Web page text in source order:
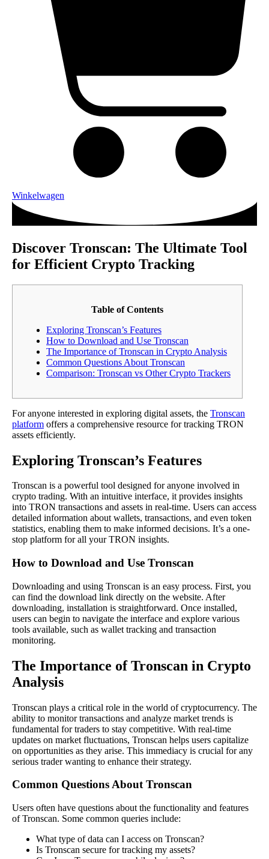
Winkelwagen
Discover Tronscan: The Ultimate Tool
for Efficient Crypto Tracking
Table of Contents
Exploring Tronscan’s Features
How to Download and Use Tronscan
The Importance of Tronscan in Crypto Analysis
Common Questions About Tronscan
Comparison: Tronscan vs Other Crypto Trackers
For anyone interested in exploring digital assets, the Tronscan
platform offers a comprehensive resource for tracking TRON
assets efficiently.
Exploring Tronscan’s Features
Tronscan is a powerful tool designed for anyone involved in
crypto trading. With an intuitive interface, it provides insights
into TRON transactions and assets in real-time. Users can access
detailed information about wallets, transactions, and even token
statistics, enabling them to make informed decisions. It’s a one-
stop platform for all your TRON insights.
How to Download and Use Tronscan
Downloading and using Tronscan is an easy process. First, you
can find the download link directly on the website. After
downloading, installation is straightforward. Once installed,
users can begin to navigate the interface and explore various
tools available, such as wallet tracking and transaction
monitoring.
The Importance of Tronscan in Crypto
Analysis
Tronscan plays a critical role in the world of cryptocurrency. The
ability to monitor transactions and analyze market trends is
fundamental for traders to stay competitive. With real-time
updates on market fluctuations, Tronscan helps users capitalize
on opportunities as they arise. This immediacy is crucial for any
serious trader wanting to enhance their strategy.
Common Questions About Tronscan
Users often have questions about the functionality and features
of Tronscan. Some common queries include:
What type of data can I access on Tronscan?
Is Tronscan secure for tracking my assets?